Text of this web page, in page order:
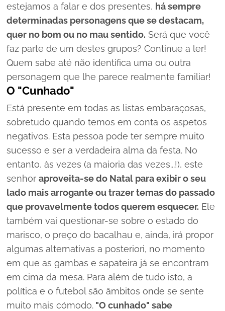
estejamos a falar e dos presentes, há sempre
determinadas personagens que se destacam,
quer no bom ou no mau sentido. Será que você
faz parte de um destes grupos? Continue a ler!
Quem sabe até não identifica uma ou outra
personagem que lhe parece realmente familiar!
O "Cunhado"
Está presente em todas as listas embaraçosas,
sobretudo quando temos em conta os aspetos
negativos. Esta pessoa pode ter sempre muito
sucesso e ser a verdadeira alma da festa. No
entanto, às vezes (a maioria das vezes...!), este
senhor aproveita-se do Natal para exibir o seu
lado mais arrogante ou trazer temas do passado
que provavelmente todos querem esquecer. Ele
também vai questionar-se sobre o estado do
marisco, o preço do bacalhau e, ainda, irá propor
algumas alternativas a posteriori, no momento
em que as gambas e sapateira já se encontram
em cima da mesa. Para além de tudo isto, a
política e o futebol são âmbitos onde se sente
muito mais cómodo. "O cunhado" sabe